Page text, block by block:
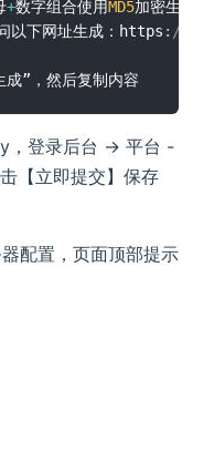
+数字组合使用MD5加密生成
以下网址生成：https : //
，登录后台 -> 平台 -
【立即提交】保存
配置，页面顶部提示